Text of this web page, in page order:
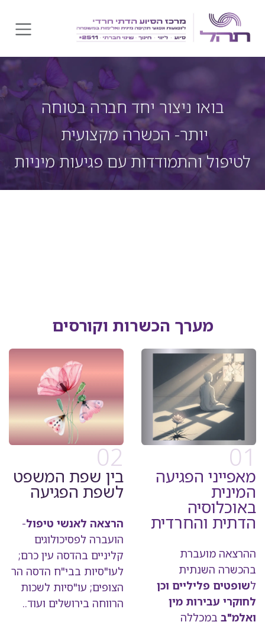
בואו ניצור יחד חברה בטוחה
יותר- הכשרה מקצועית
לטיפול והתמודדות עם פגיעות מיניות
מערך הכשרות וקורסים
01
מאפייני הפגיעה
המינית
באוכלוסיה
הדתית והחרדית
ההרצאה מועברת
בהכשרה השנתית
לשופטים פליליים וכן
לחוקרי עבירות מין
ואלמ"ב במכללה
02
בין שפת המשפט
לשפת הפגיעה​
הרצאה לאנשי טיפול-
הועברה לפסיכולוגים
קליניים בהדסה עין כרם;
לעו"סיות בבי"ח הדסה הר
הצופים; עו"סיות לשכות
הרווחה בירושלים ועוד..